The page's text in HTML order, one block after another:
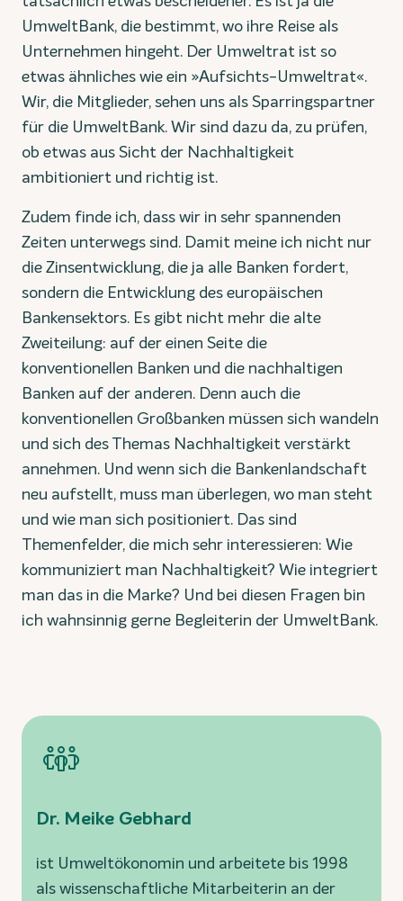
UmweltBank, die bestimmt, wo ihre Reise als
Unternehmen hingeht. Der Umweltrat ist so
etwas ähnliches wie ein »Aufsichts-Umweltrat«.
Wir, die Mitglieder, sehen uns als Sparringspartner
für die UmweltBank. Wir sind dazu da, zu prüfen,
ob etwas aus Sicht der Nachhaltigkeit
ambitioniert und richtig ist.
Zudem finde ich, dass wir in sehr spannenden
Zeiten unterwegs sind. Damit meine ich nicht nur
die Zinsentwicklung, die ja alle Banken fordert,
sondern die Entwicklung des europäischen
Bankensektors. Es gibt nicht mehr die alte
Zweiteilung: auf der einen Seite die
konventionellen Banken und die nachhaltigen
Banken auf der anderen. Denn auch die
konventionellen Großbanken müssen sich wandeln
und sich des Themas Nachhaltigkeit verstärkt
annehmen. Und wenn sich die Bankenlandschaft
neu aufstellt, muss man überlegen, wo man steht
und wie man sich positioniert. Das sind
Themenfelder, die mich sehr interessieren: Wie
kommuniziert man Nachhaltigkeit? Wie integriert
man das in die Marke? Und bei diesen Fragen bin
ich wahnsinnig gerne Begleiterin der UmweltBank.
Dr. Meike Gebhard
ist Umweltökonomin und arbeitete bis 1998
als wissenschaftliche Mitarbeiterin an der